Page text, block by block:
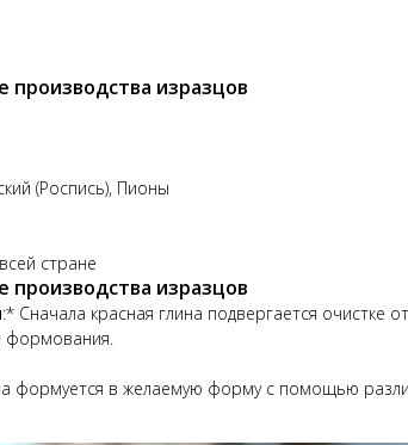
производства изразцов
(Роспись), Пионы
стране
производства изразцов
:* Сначала красная глина подвергается очистке
формования.
формуется в желаемую форму с помощью